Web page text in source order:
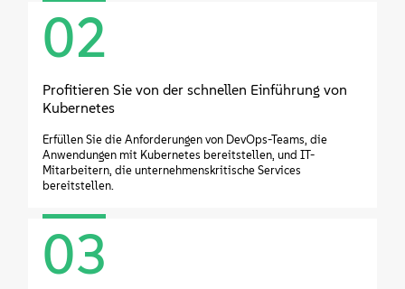
02
Profitieren Sie von der schnellen Einführung von
Kubernetes
Erfüllen Sie die Anforderungen von DevOps-Teams, die
Anwendungen mit Kubernetes bereitstellen, und IT-
Mitarbeitern, die unternehmenskritische Services
bereitstellen.
03